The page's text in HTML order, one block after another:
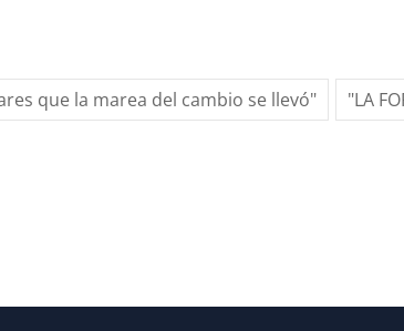
que la marea del cambio se llevó"
"LA